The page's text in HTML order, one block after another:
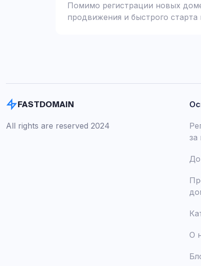
Помимо регистрации новых
продвижения и быстрого старта
FASTDOMAIN
All rights are reserved 2024
за
О